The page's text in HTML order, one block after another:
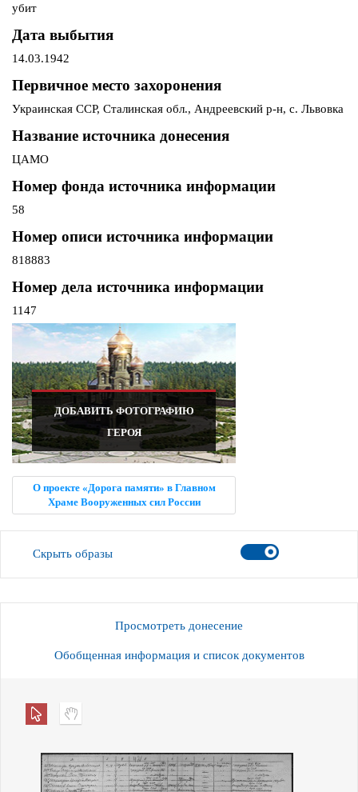
убит
Дата выбытия
14.03.1942
Первичное место захоронения
Украинская ССР, Сталинская обл., Андреевский р-н, с. Львовка
Название источника донесения
ЦАМО
Номер фонда источника информации
58
Номер описи источника информации
818883
Номер дела источника информации
1147
ДОБАВИТЬ ФОТОГРАФИЮ
ГЕРОЯ
О проекте «Дорога памяти» в Главном
Храме Вооруженных сил России
Скрыть образы
Просмотреть донесение
Обобщенная информация и список документов